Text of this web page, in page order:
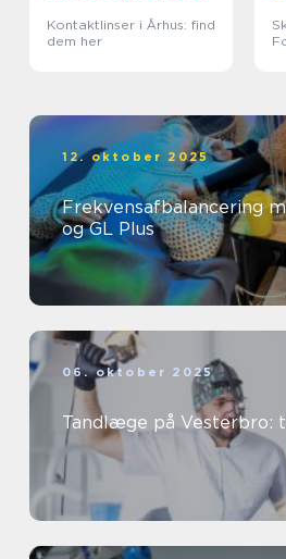
Kontaktlinser i Århus: find
dem her
12. oktober 2025
Frekvensafbalancering
og GL Plus
06. oktober 2025
Tandlæge på Vesterbro: